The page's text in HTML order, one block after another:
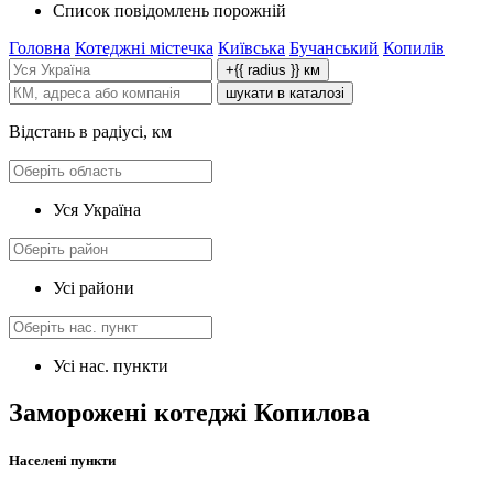
Список повідомлень порожній
Головна Котеджні містечка Київська Бучанський Копилів
+{{ radius }} км
шукати в каталозі
Відстань в радіусі, км
Уся Україна
Усі райони
Усі нас. пункти
Заморожені котеджі Копилова
Населені пункти